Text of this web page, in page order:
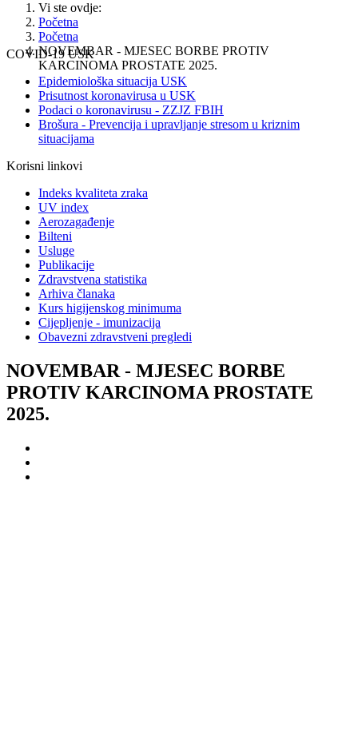
Vi ste ovdje:
Početna
Početna
NOVEMBAR - MJESEC BORBE PROTIV
KARCINOMA PROSTATE 2025.
COVID-19 USK
Epidemiološka situacija USK
Prisutnost koronavirusa u USK
Podaci o koronavirusu - ZZJZ FBIH
Brošura - Prevencija i upravljanje stresom u kriznim
situacijama
Korisni linkovi
Indeks kvaliteta zraka
UV index
Aerozagađenje
Bilteni
Usluge
Publikacije
Zdravstvena statistika
Arhiva članaka
Kurs higijenskog minimuma
Cijepljenje - imunizacija
Obavezni zdravstveni pregledi
NOVEMBAR - MJESEC BORBE
PROTIV KARCINOMA PROSTATE
2025.